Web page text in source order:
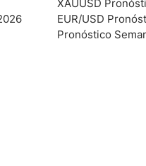
XAUUSD
EUR/USD
Pronóstico